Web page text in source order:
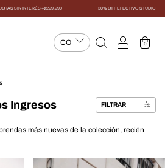
SIN INTERÉS +$299.990 30% OFF EFECTIVO STUDIO
0
Ingresos FILTRAR
más nuevas de la colección, recién